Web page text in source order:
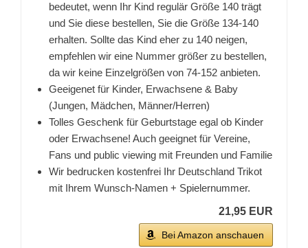
bedeutet, wenn Ihr Kind regulär Größe 140 trägt
und Sie diese bestellen, Sie die Größe 134-140
erhalten. Sollte das Kind eher zu 140 neigen,
empfehlen wir eine Nummer größer zu bestellen,
da wir keine Einzelgrößen von 74-152 anbieten.
Geeigenet für Kinder, Erwachsene & Baby
(Jungen, Mädchen, Männer/Herren)
Tolles Geschenk für Geburtstage egal ob Kinder
oder Erwachsene! Auch geeignet für Vereine,
Fans und public viewing mit Freunden und Familie
Wir bedrucken kostenfrei Ihr Deutschland Trikot
mit Ihrem Wunsch-Namen + Spielernummer.
21,95 EUR
Bei Amazon anschauen